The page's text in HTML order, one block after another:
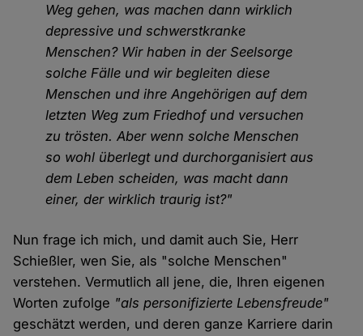
Weg gehen, was machen dann wirklich
depressive und schwerstkranke
Menschen? Wir haben in der Seelsorge
solche Fälle und wir begleiten diese
Menschen und ihre Angehörigen auf dem
letzten Weg zum Friedhof und versuchen
zu trösten. Aber wenn solche Menschen
so wohl überlegt und durchorganisiert aus
dem Leben scheiden, was macht dann
einer, der wirklich traurig ist?"
Nun frage ich mich, und damit auch Sie, Herr
Schießler, wen Sie, als "solche Menschen"
verstehen. Vermutlich all jene, die, Ihren eigenen
Worten zufolge "als personifizierte Lebensfreude"
geschätzt werden, und deren ganze Karriere darin